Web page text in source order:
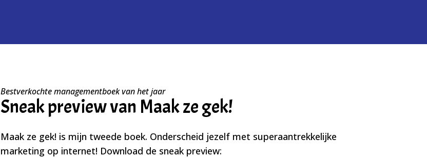
Bestverkochte managementboek van het jaar
Sneak preview van Maak ze gek!
Maak ze gek! is mijn tweede boek. Onderscheid jezelf met superaantrekkelijke
marketing op internet! Download de sneak preview: